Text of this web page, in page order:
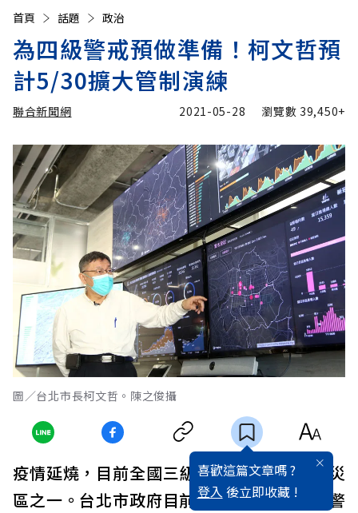
首頁 話題 政治
為四級警戒預做準備！柯文哲預
計5/30擴大管制演練
聯合新聞網 2021-05-28 瀏覽數 39,450+
圖／台北市長柯文哲。陳之俊攝
喜歡這篇文章嗎 ?
登入 後立即收藏 !
疫情延燒，目前全國三級警戒，台北市是重災
區之一。台北市政府目前正準備做升第四級警